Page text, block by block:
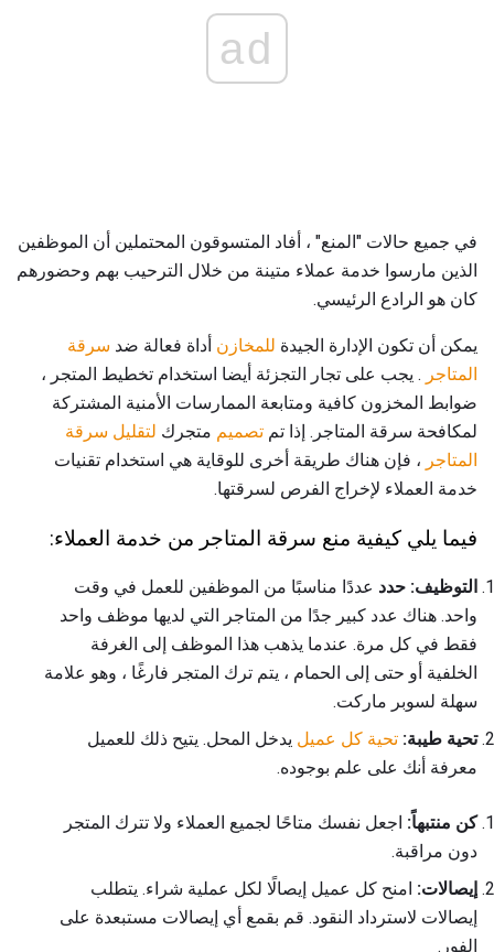
ad
في جميع حالات "المنع" ، أفاد المتسوقون المحتملين أن الموظفين
الذين مارسوا خدمة عملاء متينة من خلال الترحيب بهم وحضورهم
كان هو الرادع الرئيسي.
يمكن أن تكون الإدارة الجيدة للمخازن أداة فعالة ضد سرقة
المتاجر . يجب على تجار التجزئة أيضا استخدام تخطيط المتجر ،
ضوابط المخزون كافية ومتابعة الممارسات الأمنية المشتركة
لمكافحة سرقة المتاجر. إذا تم تصميم متجرك لتقليل سرقة
المتاجر ، فإن هناك طريقة أخرى للوقاية هي استخدام تقنيات
خدمة العملاء لإخراج الفرص لسرقتها.
فيما يلي كيفية منع سرقة المتاجر من خدمة العملاء:
التوظيف: حدد عددًا مناسبًا من الموظفين للعمل في وقت
واحد. هناك عدد كبير جدًا من المتاجر التي لديها موظف واحد
فقط في كل مرة. عندما يذهب هذا الموظف إلى الغرفة
الخلفية أو حتى إلى الحمام ، يتم ترك المتجر فارغًا ، وهو علامة
سهلة لسوبر ماركت.
تحية طيبة: تحية كل عميل يدخل المحل. يتيح ذلك للعميل
معرفة أنك على علم بوجوده.
كن منتبهاً: اجعل نفسك متاحًا لجميع العملاء ولا تترك المتجر
دون مراقبة.
إيصالات: امنح كل عميل إيصالًا لكل عملية شراء. يتطلب
إيصالات لاسترداد النقود. قم بقمع أي إيصالات مستبعدة على
الفور.